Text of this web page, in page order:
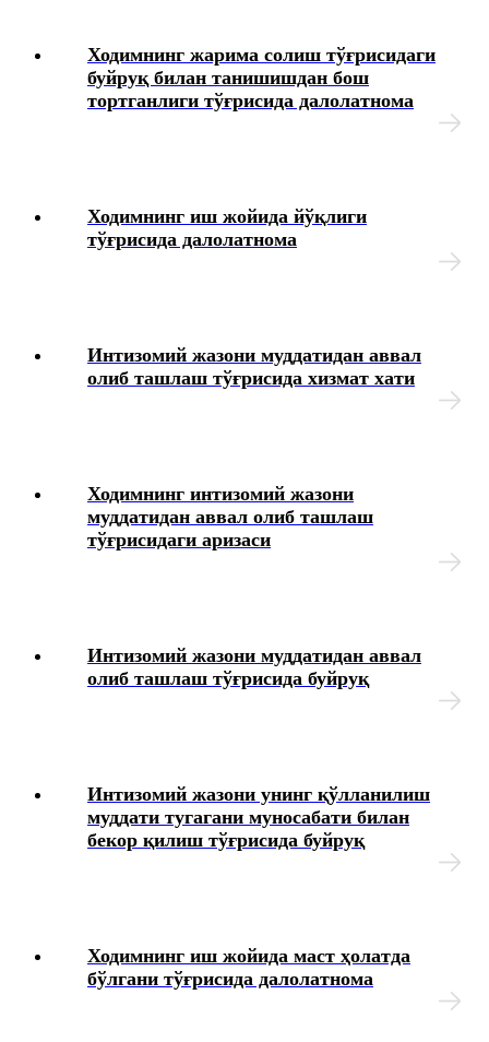
Ходимнинг жарима солиш тўғрисидаги
буйруқ билан танишишдан бош
тортганлиги тўғрисида далолатнома
Ходимнинг иш жойида йўқлиги
тўғрисида далолатнома
Интизомий жазони муддатидан аввал
олиб ташлаш тўғрисида хизмат хати
Ходимнинг интизомий жазони
муддатидан аввал олиб ташлаш
тўғрисидаги аризаси
Интизомий жазони муддатидан аввал
олиб ташлаш тўғрисида буйруқ
Интизомий жазони унинг қўлланилиш
муддати тугагани муносабати билан
бекор қилиш тўғрисида буйруқ
Ходимнинг иш жойида маст ҳолатда
бўлгани тўғрисида далолатнома